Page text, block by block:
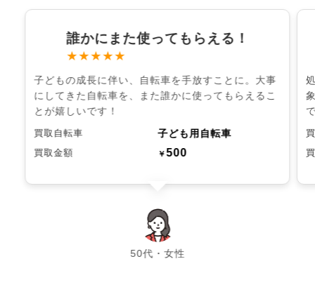
誰かにまた使ってもらえる！
★★★★★
子どもの成長に伴い、自転車を手放すことに。大事
にしてきた自転車を、また誰かに使ってもらえるこ
とが嬉しいです！
買取自転車 子ども用自転車
買取金額 ￥500
50代・女性
chevron_left chevron_right